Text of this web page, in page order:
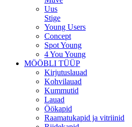
Uus
Stige
Young Users
Concept
Spot Young
4 You Young
MÖÖBLI TÜÜP
Kirjutuslauad
Kohvilauad
Kummutid
Lauad
Öökapid
Raamatukapid ja vitriinid